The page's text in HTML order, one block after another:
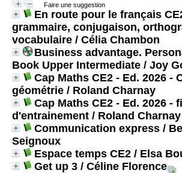
Faire une suggestion
En route pour le français
grammaire, conjugaison,
vocabulaire / Célia Chambon
Business advantage.
Book Upper Intermediate / Joy
Cap Maths CE2 - Ed. 2026 -
géométrie / Roland Charnay
Cap Maths CE2 - Ed. 2026 -
d'entrainement / Roland Charnay
Communication express /
Seignoux
Espace temps CE2 / Elsa
Get up 3 / Céline Florence